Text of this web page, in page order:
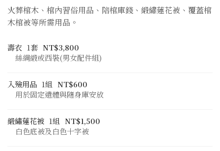
火葬棺木、棺內習俗用品、陪棺庫錢、緞繡蓮花被、覆蓋棺
木棺被等所需用品。
壽衣 1套 NT$3,800
絲綢緞或西裝(男女配件組)
入殮用品 1組 NT$600
用於固定遺體與隨身庫安放
緞繡蓮花被 1組 NT$1,500
白色底被及白色十字被